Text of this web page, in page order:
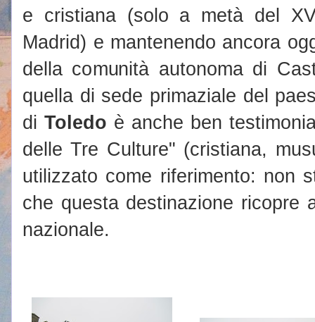
e cristiana (solo a metà del
Madrid) e mantenendo ancora
della comunità autonoma di
quella di sede primaziale del
di Toledo è anche ben
delle Tre Culture" (cristiana,
utilizzato come riferimento: non
che questa destinazione ricopre
nazionale.